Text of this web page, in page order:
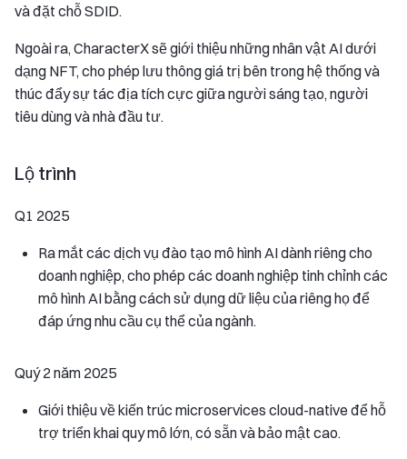
và đặt chỗ SDID.
Ngoài ra, CharacterX sẽ giới thiệu những nhân vật AI dưới
dạng NFT, cho phép lưu thông giá trị bên trong hệ thống và
thúc đẩy sự tác địa tích cực giữa người sáng tạo, người
tiêu dùng và nhà đầu tư.
Lộ trình
Q1 2025
Ra mắt các dịch vụ đào tạo mô hình AI dành riêng cho
doanh nghiệp, cho phép các doanh nghiệp tinh chỉnh các
mô hình AI bằng cách sử dụng dữ liệu của riêng họ để
đáp ứng nhu cầu cụ thể của ngành.
Quý 2 năm 2025
Giới thiệu về kiến trúc microservices cloud-native để hỗ
trợ triển khai quy mô lớn, có sẵn và bảo mật cao.